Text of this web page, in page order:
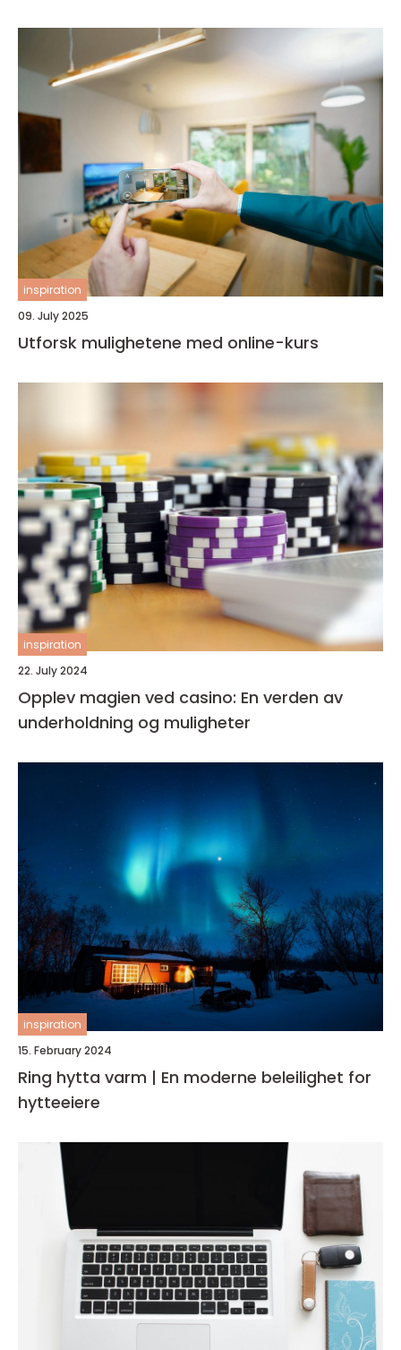
inspiration
09. July 2025
Utforsk mulighetene med online-kurs
inspiration
22. July 2024
Opplev magien ved casino: En verden av
underholdning og muligheter
inspiration
15. February 2024
Ring hytta varm | En moderne beleilighet for
hytteeiere